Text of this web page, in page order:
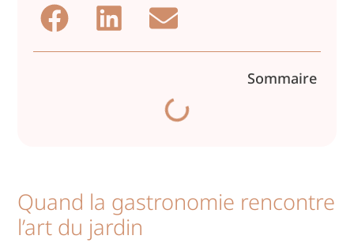
Quand la gastronomie rencontre
l’art du jardin
Sommaire